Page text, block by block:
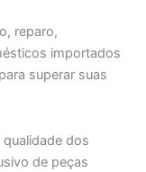
reparo,
importados
superar suas
dos
de peças